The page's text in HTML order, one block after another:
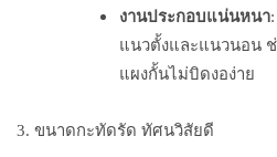
งานประกอบแน่นหนา
แนวตั้งและแนวนอน
แผงกั้นไม่บิดงอง่าย
3. ขนาดกะทัดรัด ทัศนวิสัยดี